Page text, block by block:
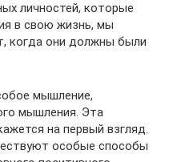
личностей, которые
в свою жизнь, мы
когда они должны были
мышление,
мышления. Эта
на первый взгляд.
особые способы